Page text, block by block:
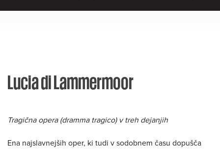
Lucia di Lammermoor
Tragična opera (dramma tragico) v treh dejanjih
Ena najslavnejših oper, ki tudi v sodobnem času dopušča